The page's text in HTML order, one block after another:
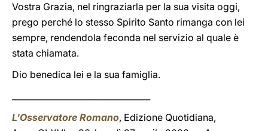
Vostra Grazia, nel ringraziarla per la sua visita oggi,
prego perché lo stesso Spirito Santo rimanga con lei
sempre, rendendola feconda nel servizio al quale è
stata chiamata.
Dio benedica lei e la sua famiglia.
L'Osservatore Romano, Edizione Quotidiana,